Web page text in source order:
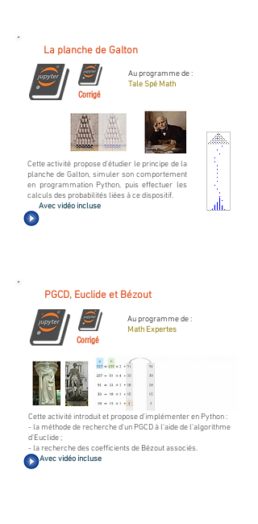
La planche de Galton
Corrigé
Au programme de :
Tale Spé Math
Cette activité propose d'étudier le principe de la
planche de Galton, simuler son comportement
en programmation Python, puis effectuer les
calculs des probabilités liées à ce dispositif.
Avec vidéo incluse
PGCD, Euclide et Bézout
Corrigé
Au programme de :
Math Expertes
Cette activité introduit et propose d'implémenter en Python :
- la méthode de recherche d'un PGCD à l'aide de l'algorithme
d'Euclide ;
- la recherche des coefficients de Bézout associés.
Avec vidéo incluse